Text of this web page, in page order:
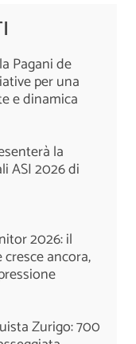
Pagani de
per una
e dinamica
la
ASI 2026 di
2026: il
ancora,
Zurigo: 700